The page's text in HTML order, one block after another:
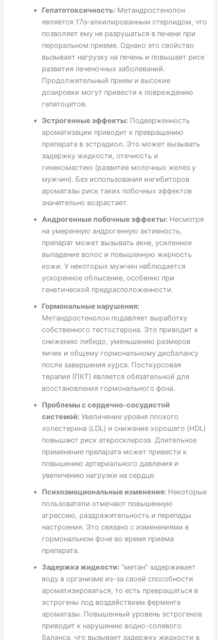
Гепатотоксичность: Метандростенолон
является 17α-алкилированным стероидом, что
позволяет ему не разрушаться в печени при
пероральном приеме. Однако это свойство
вызывает нагрузку на печень и повышает риск
развития печеночных заболеваний.
Продолжительный прием и высокие
дозировки могут привести к повреждению
гепатоцитов.
Эстрогенные эффекты: Подверженность
ароматизации приводит к превращению
препарата в эстрадиол. Это может вызывать
задержку жидкости, отечность и
гинекомастию (развитие молочных желез у
мужчин). Без использования ингибиторов
ароматазы риск таких побочных эффектов
значительно возрастает.
Андрогенные побочные эффекты: Несмотря
на умеренную андрогенную активность,
препарат может вызывать акне, усиленное
выпадение волос и повышенную жирность
кожи. У некоторых мужчин наблюдается
ускоренное облысение, особенно при
генетической предрасположенности.
Гормональные нарушения:
Метандростенолон подавляет выработку
собственного тестостерона. Это приводит к
снижению либидо, уменьшению размеров
яичек и общему гормональному дисбалансу
после завершения курса. Посткурсовая
терапия (ПКТ) является обязательной для
восстановления гормонального фона.
Проблемы с сердечно-сосудистой
системой: Увеличение уровня плохого
холестерина (LDL) и снижение хорошего (HDL)
повышают риск атеросклероза. Длительное
применение препарата может привести к
повышению артериального давления и
увеличению нагрузки на сердце.
Психоэмоциональные изменения: Некоторые
пользователи отмечают повышенную
агрессию, раздражительность и перепады
настроения. Это связано с изменениями в
гормональном фоне во время приема
препарата.
Задержка жидкости: “метан” задерживает
воду в организме из-за своей способности
ароматизироваться, то есть превращаться в
эстрогены под воздействием фермента
ароматазы. Повышенный уровень эстрогенов
приводит к нарушению водно-солевого
баланса, что вызывает задержку жидкости в